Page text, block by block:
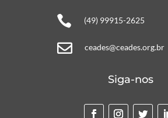
 (49) 99915-2625
 ceades@ceades.org.br
Siga-nos